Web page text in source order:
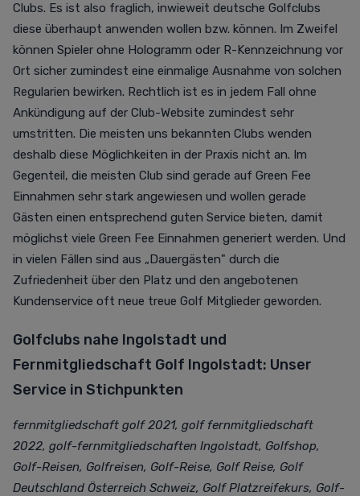
Clubs. Es ist also fraglich, inwieweit deutsche Golfclubs
diese überhaupt anwenden wollen bzw. können. Im Zweifel
können Spieler ohne Hologramm oder R-Kennzeichnung vor
Ort sicher zumindest eine einmalige Ausnahme von solchen
Regularien bewirken. Rechtlich ist es in jedem Fall ohne
Ankündigung auf der Club-Website zumindest sehr
umstritten. Die meisten uns bekannten Clubs wenden
deshalb diese Möglichkeiten in der Praxis nicht an. Im
Gegenteil, die meisten Club sind gerade auf Green Fee
Einnahmen sehr stark angewiesen und wollen gerade
Gästen einen entsprechend guten Service bieten, damit
möglichst viele Green Fee Einnahmen generiert werden. Und
in vielen Fällen sind aus „Dauergästen" durch die
Zufriedenheit über den Platz und den angebotenen
Kundenservice oft neue treue Golf Mitglieder geworden.
Golfclubs nahe Ingolstadt und
Fernmitgliedschaft Golf Ingolstadt: Unser
Service in Stichpunkten
fernmitgliedschaft golf 2021, golf fernmitgliedschaft
2022, golf-fernmitgliedschaften Ingolstadt, Golfshop,
Golf-Reisen, Golfreisen, Golf-Reise, Golf Reise, Golf
Deutschland Österreich Schweiz, Golf Platzreifekurs, Golf-